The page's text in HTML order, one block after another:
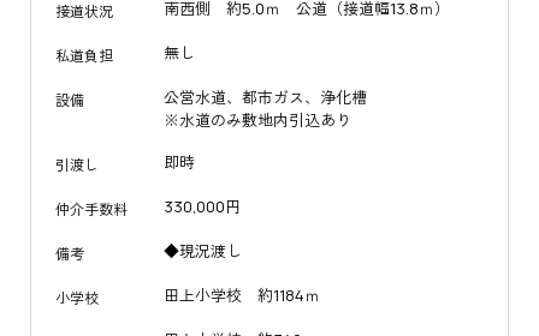
接道状況 南西側 約5.0ｍ 公道（接道幅13.8ｍ）
私道負担 無し
設備
公営水道、都市ガス、浄化槽
※水道のみ敷地内引込あり
引渡し 即時
仲介手数料 330,000円
備考 ◆現況渡し
小学校 田上小学校 約1184ｍ